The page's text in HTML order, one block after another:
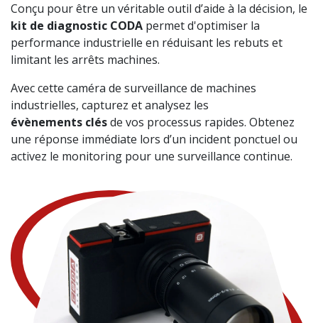
Conçu pour être un véritable outil d’aide à la décision, le
kit de diagnostic CODA permet d'optimiser la
performance industrielle en réduisant les rebuts et
limitant les arrêts machines.
Avec cette caméra de surveillance de machines
industrielles, capturez et analysez les
évènements clésde vos processus rapides. Obtenez
une réponse immédiate lors d’un incident ponctuel ou
activez le monitoring pour une surveillance continue.